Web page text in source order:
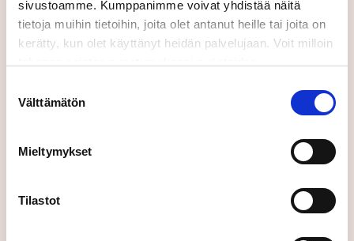
sivustoamme. Kumppanimme voivat yhdistää näitä
tietoja muihin tietoihin, joita olet antanut heille tai joita on
kerätty, kun olet käyttänyt heidän palvelujaan. Voit milloin
valinta
Välttämätön
Mieltymykset
Tilastot
Suomeksi
Lähettämällä tämän lomakkeen hyväksyt